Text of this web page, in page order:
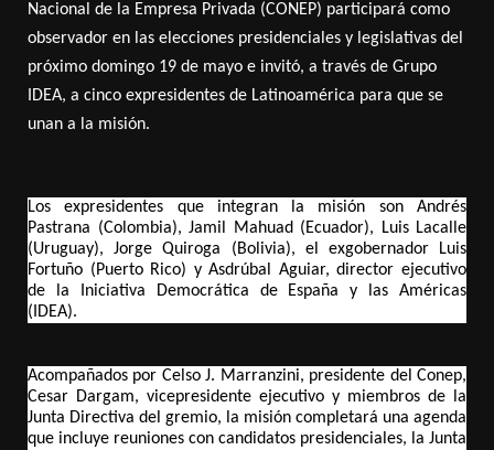
Nacional de la Empresa Privada (CONEP) participará como
observador en las elecciones presidenciales y legislativas del
próximo domingo 19 de mayo e invitó, a través de Grupo
IDEA, a cinco expresidentes de Latinoamérica para que se
unan a la misión.
Los expresidentes que integran la misión son Andrés
Pastrana (Colombia), Jamil Mahuad (Ecuador), Luis Lacalle
(Uruguay), Jorge Quiroga (Bolivia), el exgobernador Luis
Fortuño (Puerto Rico) y Asdrúbal Aguiar, director ejecutivo
de la Iniciativa Democrática de España y las Américas
(IDEA).
Acompañados por Celso J. Marranzini, presidente del Conep,
Cesar Dargam, vicepresidente ejecutivo y miembros de la
Junta Directiva del gremio, la misión completará una agenda
que incluye reuniones con candidatos presidenciales, la Junta